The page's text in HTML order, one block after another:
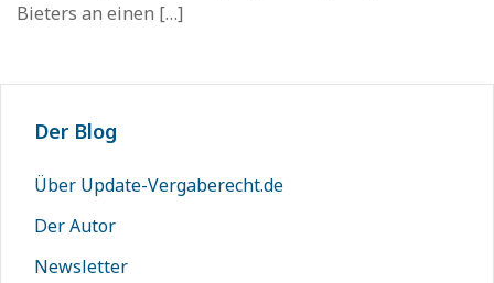
Bieters an einen […]
Der Blog
Über Update-Vergaberecht.de
Der Autor
Newsletter